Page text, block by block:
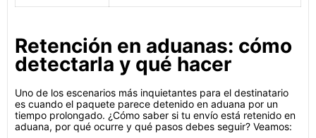
Retención en aduanas: cómo
detectarla y qué hacer
Uno de los escenarios más inquietantes para el destinatario
es cuando el paquete parece detenido en aduana por un
tiempo prolongado. ¿Cómo saber si tu envío está retenido en
aduana, por qué ocurre y qué pasos debes seguir? Veamos: